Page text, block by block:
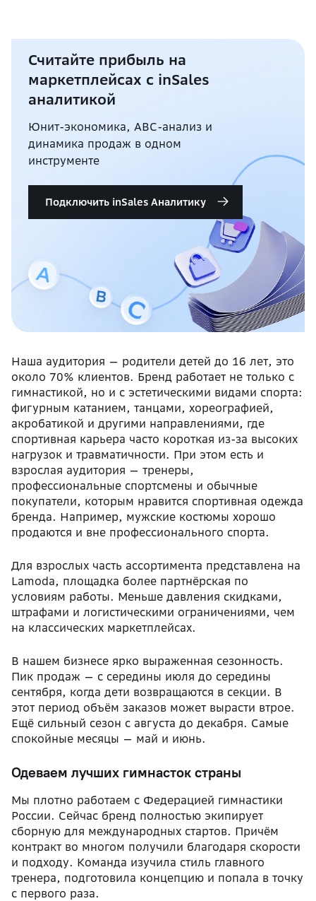
Считайте прибыль на
маркетплейсах с inSales
аналитикой
Юнит-экономика, ABC-анализ и
динамика продаж в одном
инструменте
Подключить inSales Аналитику
Наша аудитория — родители детей до 16 лет, это
около 70% клиентов. Бренд работает не только с
гимнастикой, но и с эстетическими видами спорта:
фигурным катанием, танцами, хореографией,
акробатикой и другими направлениями, где
спортивная карьера часто короткая из-за высоких
нагрузок и травматичности. При этом есть и
взрослая аудитория — тренеры,
профессиональные спортсмены и обычные
покупатели, которым нравится спортивная одежда
бренда. Например, мужские костюмы хорошо
продаются и вне профессионального спорта.
Для взрослых часть ассортимента представлена на
Lamoda, площадка более партнёрская по
условиям работы. Меньше давления скидками,
штрафами и логистическими ограничениями, чем
на классических маркетплейсах.
В нашем бизнесе ярко выраженная сезонность.
Пик продаж — с середины июля до середины
сентября, когда дети возвращаются в секции. В
этот период объём заказов может вырасти втрое.
Ещё сильный сезон с августа до декабря. Самые
спокойные месяцы — май и июнь.
Одеваем лучших гимнасток страны
Мы плотно работаем с Федерацией гимнастики
России. Сейчас бренд полностью экипирует
сборную для международных стартов. Причём
контракт во многом получили благодаря скорости
и подходу. Команда изучила стиль главного
тренера, подготовила концепцию и попала в точку
с первого раза.